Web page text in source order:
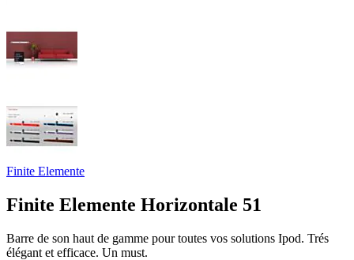
Finite Elemente
Finite Elemente Horizontale 51
Barre de son haut de gamme pour toutes vos solutions Ipod. Trés
élégant et efficace. Un must.